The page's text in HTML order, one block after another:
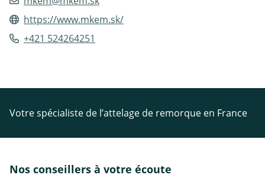
https://www.mkem.sk/
+421 524264251
Votre spécialiste de l’attelage de remorque en France
Nos conseillers à votre écoute